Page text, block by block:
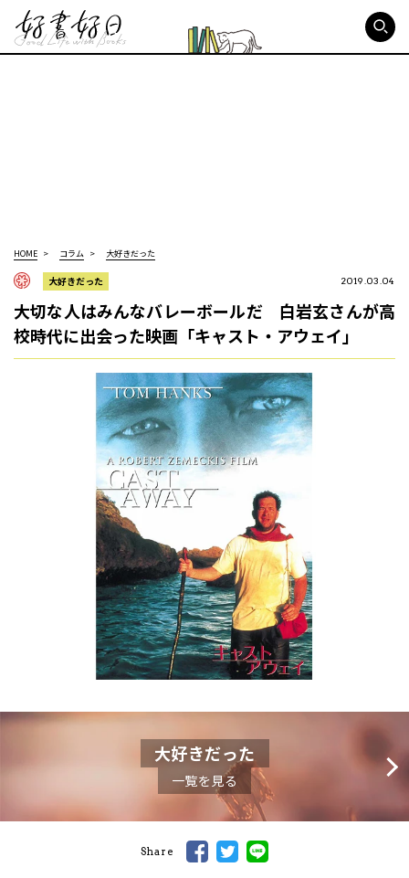
HOME コラム 大好きだった
大好きだった 2019.03.04
大切な人はみんなバレーボールだ 白岩玄さんが高
校時代に出会った映画「キャスト・アウェイ」
大好きだった
一覧を見る
Share